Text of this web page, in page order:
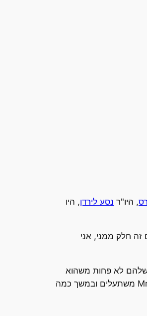
, היו"ר נסע לירדן, היו
זה חלק ממני, אני
שלהם לא פחות משהוא
שלי, אני מכבד את דעתם. אולי יום אחד באמת אתעייף ואשאיר להם את ניהול הקונצרן. אבל עוד לא. אחת לכמה ימים השרתים של MrM משתעלים ובמשך כמה